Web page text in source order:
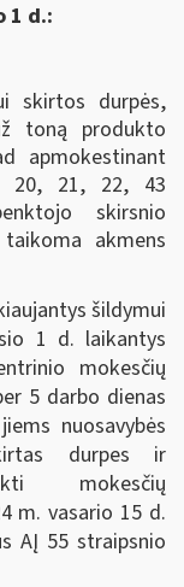
1 d.:
skirtos durpės,
toną produkto
apmokestinant
20, 21, 22, 43
skirsnio
akmens
šildymui
1 d. laikantys
mokesčių
5 darbo dienas
nuosavybės
durpes ir
mokesčių
m. vasario 15 d.
AĮ 55 straipsnio